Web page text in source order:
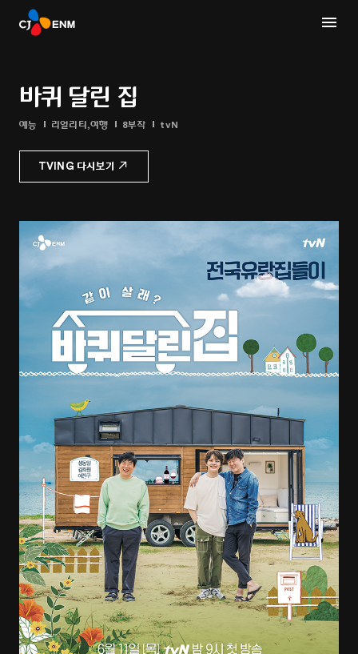
바퀴 달린 집
예능 리얼리티,여행 8부작 tvN
TVING 다시보기